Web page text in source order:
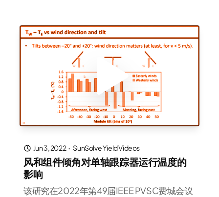
Jun 3, 2022 · SunSolve Yield Videos
风和组件倾角对单轴跟踪器运行温度的
影响
该研究在2022年第49届IEEE PVSC费城会议